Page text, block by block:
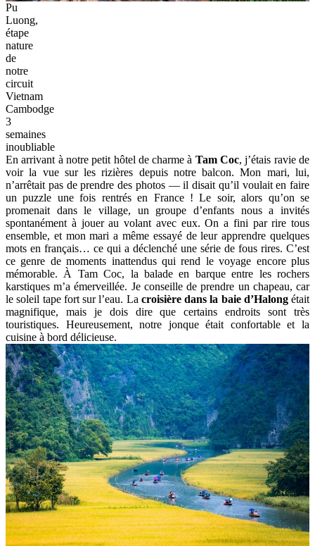
Pu
Luong,
étape
nature
de
notre
circuit
Vietnam
Cambodge
3
semaines
inoubliable
En arrivant à notre petit hôtel de charme à Tam Coc, j’étais ravie de
voir la vue sur les rizières depuis notre balcon. Mon mari, lui,
n’arrêtait pas de prendre des photos — il disait qu’il voulait en faire
un puzzle une fois rentrés en France ! Le soir, alors qu’on se
promenait dans le village, un groupe d’enfants nous a invités
spontanément à jouer au volant avec eux. On a fini par rire tous
ensemble, et mon mari a même essayé de leur apprendre quelques
mots en français… ce qui a déclenché une série de fous rires. C’est
ce genre de moments inattendus qui rend le voyage encore plus
mémorable. À Tam Coc, la balade en barque entre les rochers
karstiques m’a émerveillée. Je conseille de prendre un chapeau, car
le soleil tape fort sur l’eau. La croisière dans la baie d’Halongétait
magnifique, mais je dois dire que certains endroits sont très
touristiques. Heureusement, notre jonque était confortable et la
cuisine à bord délicieuse.